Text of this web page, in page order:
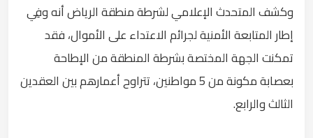
وكشف المتحدث الإعلامي لشرطة منطقة الرياض أنه وفِي
إطار المتابعة الأمنية لجرائم الاعتداء على الأموال، فقد
تمكنت الجهة المختصة بشرطة المنطقة من الإطاحة
بعصابة مكونة من 5 مواطنين، تتراوح أعمارهم بين العقدين
الثالث والرابع.